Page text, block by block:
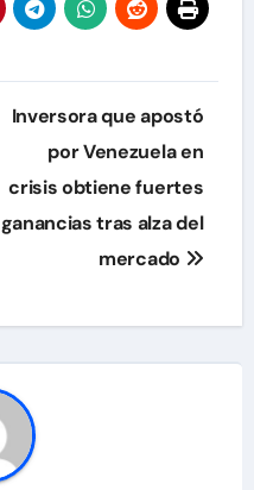
Inversora que apostó
por Venezuela en
crisis obtiene fuertes
ganancias tras alza del
mercado